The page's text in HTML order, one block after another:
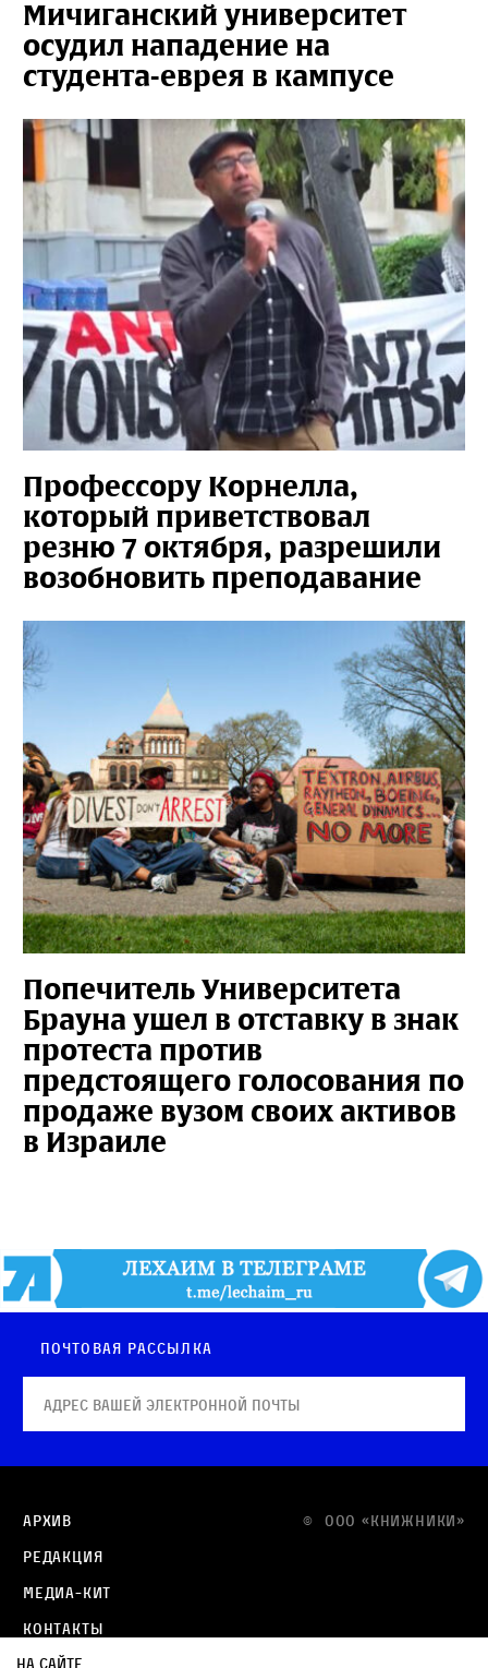
Мичиганский университет
осудил нападение на
студента-еврея в кампусе
Профессору Корнелла,
который приветствовал
резню 7 октября, разрешили
возобновить преподавание
Попечитель Университета
Брауна ушел в отставку в знак
протеста против
предстоящего голосования по
продаже вузом своих активов
в Израиле
Почтовая рассылка
© OOO «КНИЖНИКИ»
Архив
Редакция
Медиа-кит
Контакты
Политика в отношении обработки персональных
На сайте